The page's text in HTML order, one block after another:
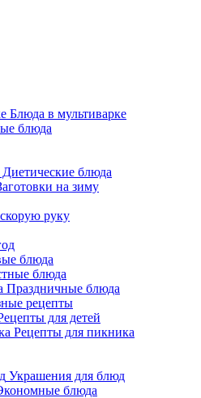
Блюда в мультиварке
блюда
Диетические блюда
на зиму
руку
блюда
блюда
Праздничные блюда
рецепты
для детей
Рецепты для пикника
Украшения для блюд
блюда